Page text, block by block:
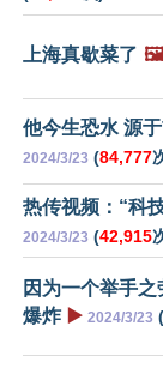
上海真歇菜了 🖼️
他今生恐水 源
2024/3/23 (84,777
热传视频：“科
2024/3/23 (42,915
因为一个举手
爆炸 ▶️ 2024/3/23 (